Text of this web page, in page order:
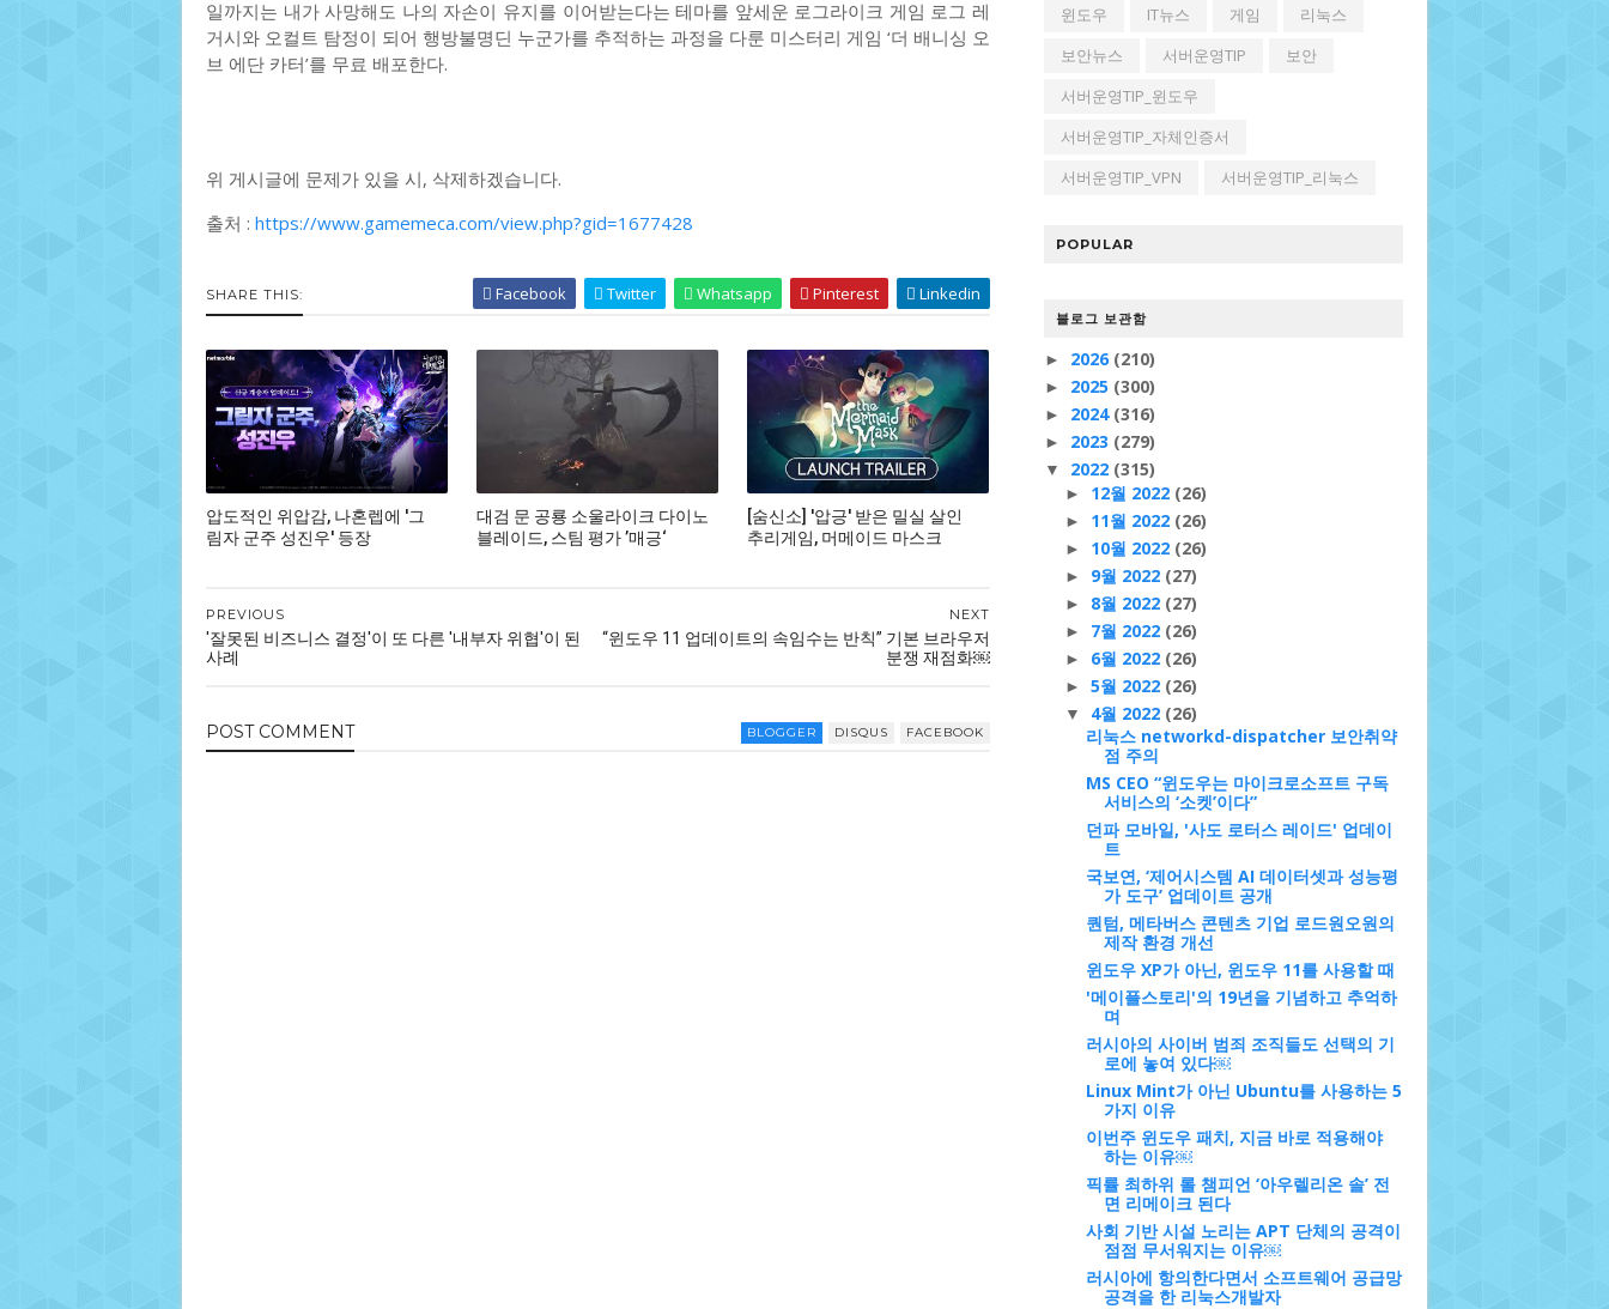
일까지는 내가 사망해도 나의 자손이 유지를 이어받는다는 테마를 앞세운 로그라이크 게임 로그 레
거시와 오컬트 탐정이 되어 행방불명딘 누군가를 추적하는 과정을 다룬 미스터리 게임 ‘더 배니싱 오
브 에단 카터’를 무료 배포한다.
위 게시글에 문제가 있을 시, 삭제하겠습니다.
출처 : https://www.gamemeca.com/view.php?gid=1677428
SHARE THIS: Facebook Twitter Whatsapp Pinterest Linkedin
압도적인 위압감, 나혼렙에 '그
림자 군주 성진우' 등장
대검 문 공룡 소울라이크 다이노
블레이드, 스팀 평가 ’매긍‘
[숨신소] '압긍' 받은 밀실 살인
추리게임, 머메이드 마스크
NEXT
“윈도우 11 업데이트의 속임수는 반칙” 기본 브라우저
분쟁 재점화￼
PREVIOUS
'잘못된 비즈니스 결정'이 또 다른 '내부자 위협'이 된
사례
POST COMMENT BLOGGER DISQUS FACEBOOK
윈도우 IT뉴스 게임
리눅스
보안뉴스
서버운영TIP
보안
서버운영TIP_윈도우
서버운영TIP_자체인증서
서버운영TIP_VPN
서버운영TIP_리눅스
POPULAR
블로그 보관함
► 2026 (210)
► 2025 (300)
► 2024 (316)
► 2023 (279)
▼ 2022 (315)
► 12월 2022 (26)
► 11월 2022 (26)
► 10월 2022 (26)
► 9월 2022 (27)
► 8월 2022 (27)
► 7월 2022 (26)
► 6월 2022 (26)
► 5월 2022 (26)
▼ 4월 2022 (26)
리눅스 networkd-dispatcher 보안취약
점 주의
MS CEO “윈도우는 마이크로소프트 구독
서비스의 ‘소켓’이다”
던파 모바일, '사도 로터스 레이드' 업데이
트
국보연, ‘제어시스템 AI 데이터셋과 성능평
가 도구’ 업데이트 공개
퀀텀, 메타버스 콘텐츠 기업 로드원오원의
제작 환경 개선
윈도우 XP가 아닌, 윈도우 11를 사용할 때
'메이플스토리'의 19년을 기념하고 추억하
며
러시아의 사이버 범죄 조직들도 선택의 기
로에 놓여 있다￼
Linux Mint가 아닌 Ubuntu를 사용하는 5
가지 이유
이번주 윈도우 패치, 지금 바로 적용해야
하는 이유￼
픽률 최하위 롤 챔피언 ‘아우렐리온 솔’ 전
면 리메이크 된다
사회 기반 시설 노리는 APT 단체의 공격이
점점 무서워지는 이유￼
러시아에 항의한다면서 소프트웨어 공급망
공격을 한 리눅스개발자